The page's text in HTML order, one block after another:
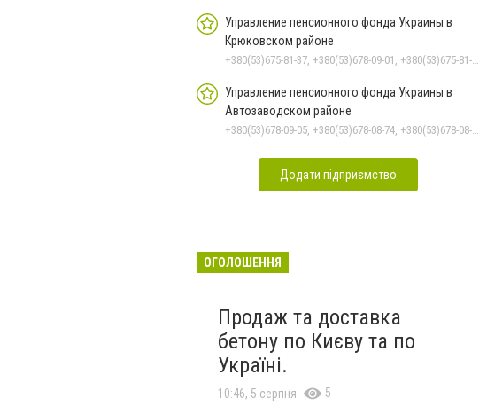
Управление пенсионного фонда Украины в
Крюковском районе
+380(53)675-81-37, +380(53)678-09-01, +380(53)675-81-32, +380(53)675-81-40, +380(53)675-81-33, +380(53)675-81-38, +380(53)675-81-31, +380(53)678-08-87
Управление пенсионного фонда Украины в
Автозаводском районе
+380(53)678-09-05, +380(53)678-08-74, +380(53)678-08-83, +380(53)678-08-41, +380(53)678-08-86
Додати підприємство
ОГОЛОШЕННЯ
Продаж та доставка
бетону по Києву та по
Україні.
10:46, 5 серпня 5